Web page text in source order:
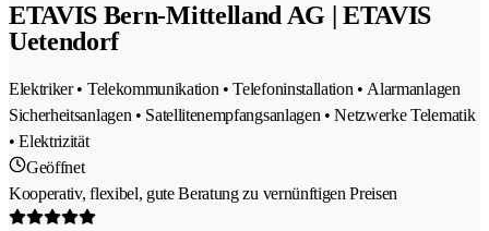
ETAVIS Bern-Mittelland AG | ETAVIS
Uetendorf
Elektriker • Telekommunikation • Telefoninstallation • Alarmanlagen
Sicherheitsanlagen • Satellitenempfangsanlagen • Netzwerke Telematik
• Elektrizität
Geöffnet
Kooperativ, flexibel, gute Beratung zu vernünftigen Preisen